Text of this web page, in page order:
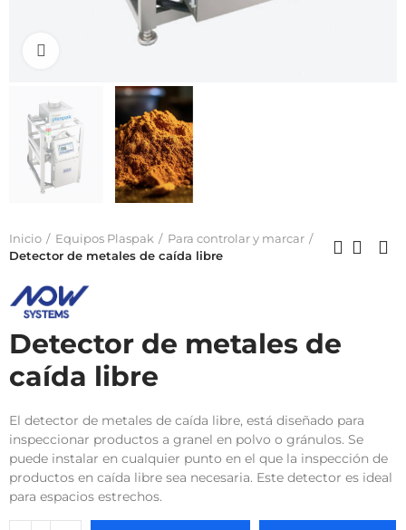
Click to enlarge
Inicio Equipos Plaspak
Para controlar y marcar
Detector de metales de caída libre
Detector de metales de
caída libre
El detector de metales de caída libre, está diseñado para
inspeccionar productos a granel en polvo o gránulos. Se
puede instalar en cualquier punto en el que la inspección de
productos en caída libre sea necesaria. Este detector es ideal
para espacios estrechos.